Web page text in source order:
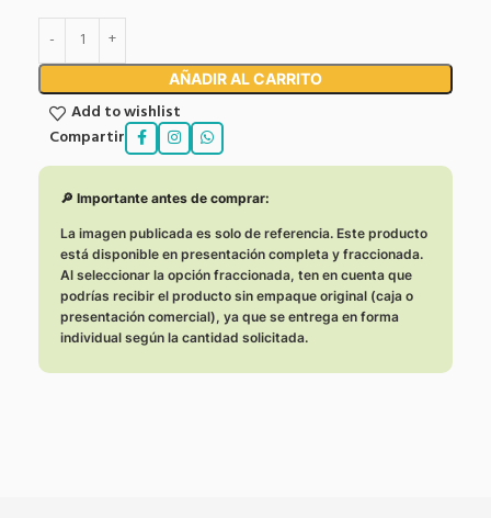
AÑADIR AL CARRITO
Add to wishlist
Compartir
🔎 Importante antes de comprar:
La imagen publicada es solo de referencia. Este producto
está disponible en presentación completa y fraccionada.
Al seleccionar la opción fraccionada, ten en cuenta que
podrías recibir el producto sin empaque original (caja o
presentación comercial), ya que se entrega en forma
individual según la cantidad solicitada.